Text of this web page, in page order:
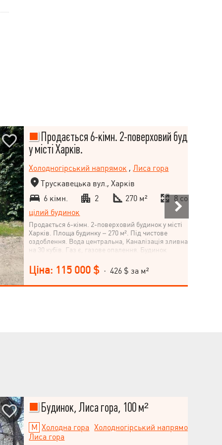
Продається 6-кімн. 2-поверховий будинок
у місті Харків.
Холодногірський напрямок ,Лиса гора
Трускавецька вул., Харків
6 кімн.
2 270 м²
8 сот.
цілий будинок
Продається 6-кімн. 2-поверховий будинок у місті
Харків. Площа будинку – 270 м². Під чистове
оздоблення. Вода центральна, Каналізація зливна яма
на 30 кубів. Газ є, газове опалення. Будинок
Ціна: 115 000 $ · 426 $ за м²
Будинок, Лиса гора, 100 м²
Холодна гора Холодногірський напрямок
Лиса гора